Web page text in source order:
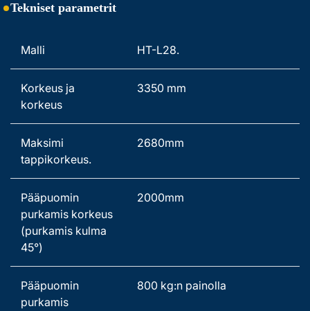
Tekniset parametrit
Malli HT-L28.
Korkeus ja
korkeus
3350 mm
Maksimi
tappikorkeus.
2680mm
Pääpuomin
purkamis korkeus
(purkamis kulma
45°)
2000mm
Pääpuomin
purkamis
800 kg:n painolla